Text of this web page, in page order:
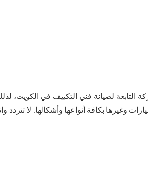
التابعة لصيانة فني التكييف في الكويت،
وغيرها بكافة أنواعها وأشكالها. لا تتردد